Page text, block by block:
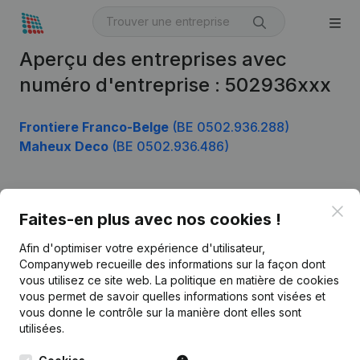
Aperçu des entreprises avec
numéro d'entreprise : 502936xxx
Frontiere Franco-Belge (BE 0502.936.288)
Maheux Deco (BE 0502.936.486)
Faites-en plus avec nos cookies !
Afin d'optimiser votre expérience d'utilisateur,
Companyweb recueille des informations sur la façon dont
vous utilisez ce site web. La politique en matière de cookies
vous permet de savoir quelles informations sont visées et
vous donne le contrôle sur la manière dont elles sont
utilisées.
Français
Kantorenpark Everest
248D,
Monitoring
Recherche internationale